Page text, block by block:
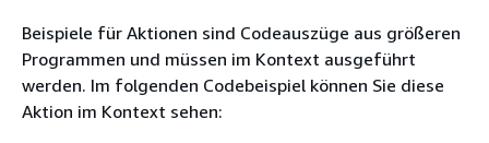
Beispiele für Aktionen sind Codeauszüge aus größeren
Programmen und müssen im Kontext ausgeführt
werden. Im folgenden Codebeispiel können Sie diese
Aktion im Kontext sehen: